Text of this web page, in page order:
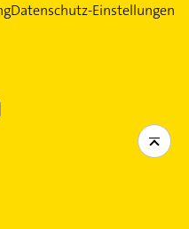
Datenschutz-Einstellungen